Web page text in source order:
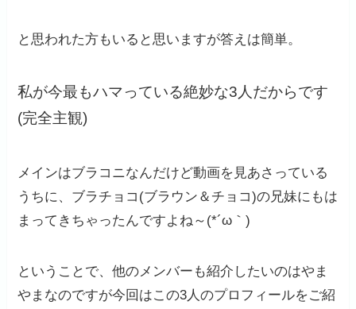
と思われた方もいると思いますが答えは簡単。
私が今最もハマっている絶妙な3人だからです
(完全主観)
メインはブラコニなんだけど動画を見あさっている
うちに、ブラチョコ(ブラウン＆チョコ)の兄妹にもは
まってきちゃったんですよね～(*´ω｀)
ということで、他のメンバーも紹介したいのはやま
やまなのですが今回はこの3人のプロフィールをご紹